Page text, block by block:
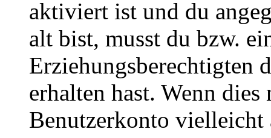
aktiviert ist und du
alt bist, musst du bzw.
Erziehungsberechtigten
erhalten hast. Wenn
Benutzerkonto